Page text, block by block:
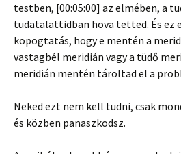
testben, [00:05:00] az elmében, a
tudatalattidban hova tetted. És ez
kopogtatás, hogy e mentén a
vastagbél meridián vagy a tüdő
meridián mentén tároltad el a
Neked ezt nem kell tudni, csak
és közben panaszkodsz.